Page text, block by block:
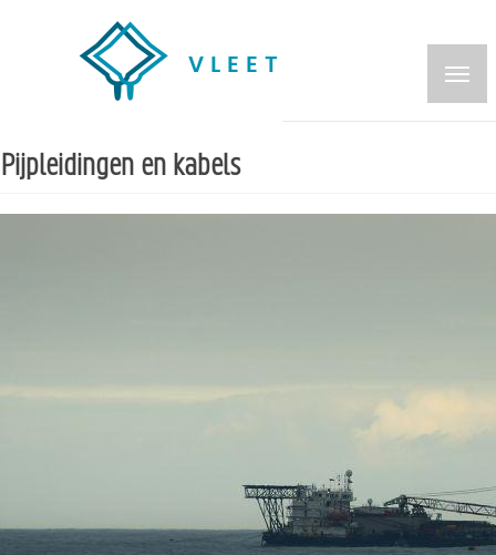
inhoud
Pijpleidingen en kabels